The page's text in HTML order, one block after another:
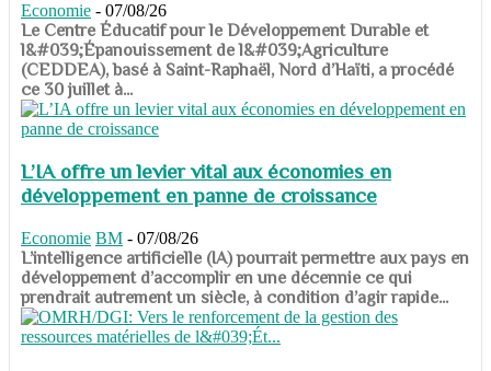
Economie - 07/08/26
​​​​​​​Le Centre Éducatif pour le Développement Durable et
l&#039;Épanouissement de l&#039;Agriculture
(CEDDEA), basé à Saint-Raphaël, Nord d’Haïti, a procédé
ce 30 juillet à...
L’IA offre un levier vital aux économies en
développement en panne de croissance
Economie BM - 07/08/26
​​​​​​​L’intelligence artificielle (IA) pourrait permettre aux pays en
développement d’accomplir en une décennie ce qui
prendrait autrement un siècle, à condition d’agir rapide...